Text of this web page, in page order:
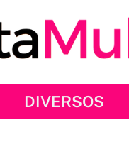
DIVERSOS